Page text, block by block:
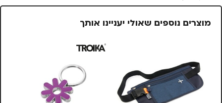
מוצרים נוספים שאולי יעניינו אותך